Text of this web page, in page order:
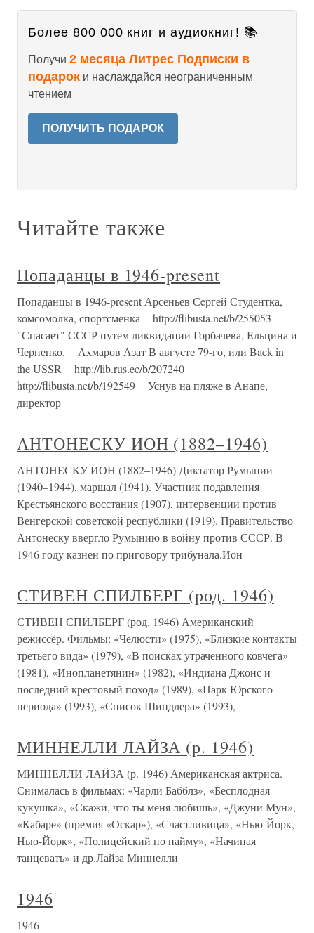
Более 800 000 книг и аудиокниг! 📚
Получи 2 месяца Литрес Подписки в
подарок и наслаждайся неограниченным
чтением
ПОЛУЧИТЬ ПОДАРОК
Читайте также
Попаданцы в 1946-present
Попаданцы в 1946-present Арсеньев Сepгей Студентка,
комсомолка, спортсменка http://flibusta.net/b/255053
"Спасает" СССР путем ликвидации Горбачева, Ельцина и
Черненко. Ахмаров Азат В августе 79-го, или Back in
the USSR http://lib.rus.ec/b/207240
http://flibusta.net/b/192549 Уснув на пляже в Анапе,
директор
АНТОНЕСКУ ИОН (1882–1946)
АНТОНЕСКУ ИОН (1882–1946) Диктатор Румынии
(1940–1944), маршал (1941). Участник подавления
Крестьянского восстания (1907), интервенции против
Венгерской советской республики (1919). Правительство
Антонеску ввергло Румынию в войну против СССР. В
1946 году казнен по приговору трибунала.Ион
СТИВЕН СПИЛБЕРГ (род. 1946)
СТИВЕН СПИЛБЕРГ (род. 1946) Американский
режиссёр. Фильмы: «Челюсти» (1975), «Близкие контакты
третьего вида» (1979), «В поисках утраченного ковчега»
(1981), «Инопланетянин» (1982), «Индиана Джонс и
последний крестовый поход» (1989), «Парк Юрского
периода» (1993), «Список Шиндлера» (1993),
МИННЕЛЛИ ЛАЙЗА (р. 1946)
МИННЕЛЛИ ЛАЙЗА (р. 1946) Американская актриса.
Снималась в фильмах: «Чарли Бабблз», «Бесплодная
кукушка», «Скажи, что ты меня любишь», «Джуни Мун»,
«Кабаре» (премия «Оскар»), «Счастливица», «Нью-Йорк,
Нью-Йорк», «Полицейский по найму», «Начиная
танцевать» и др.Лайза Миннелли
1946
1946